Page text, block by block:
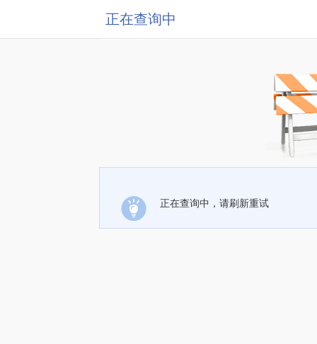
正在查询中
正在查询中，请刷新重试